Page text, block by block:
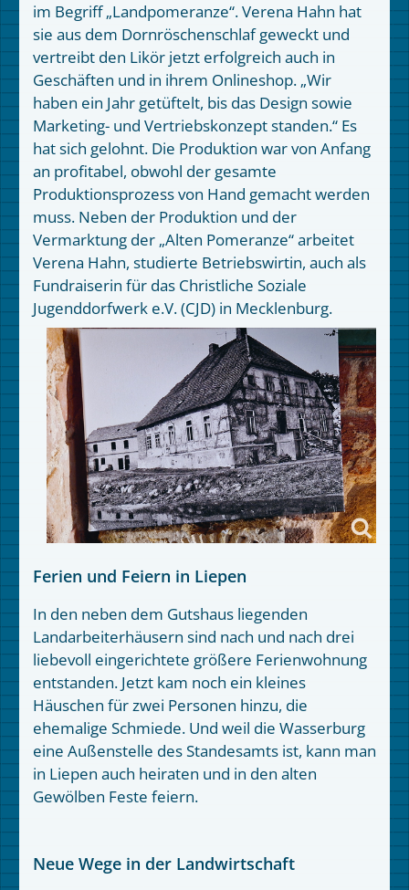
im Begriff „Landpomeranze“. Verena Hahn hat
sie aus dem Dornröschenschlaf geweckt und
vertreibt den Likör jetzt erfolgreich auch in
Geschäften und in ihrem Onlineshop. „Wir
haben ein Jahr getüftelt, bis das Design sowie
Marketing- und Vertriebskonzept standen.“ Es
hat sich gelohnt. Die Produktion war von Anfang
an profitabel, obwohl der gesamte
Produktionsprozess von Hand gemacht werden
muss. Neben der Produktion und der
Vermarktung der „Alten Pomeranze“ arbeitet
Verena Hahn, studierte Betriebswirtin, auch als
Fundraiserin für das Christliche Soziale
Jugenddorfwerk e.V. (CJD) in Mecklenburg.
Ferien und Feiern in Liepen
In den neben dem Gutshaus liegenden
Landarbeiterhäusern sind nach und nach drei
liebevoll eingerichtete größere Ferienwohnung
entstanden. Jetzt kam noch ein kleines
Häuschen für zwei Personen hinzu, die
ehemalige Schmiede. Und weil die Wasserburg
eine Außenstelle des Standesamts ist, kann man
in Liepen auch heiraten und in den alten
Gewölben Feste feiern.
Neue Wege in der Landwirtschaft